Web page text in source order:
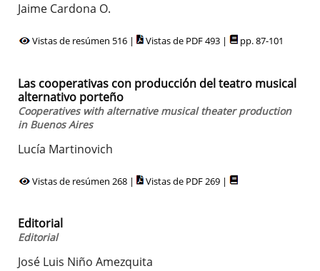
Jaime Cardona O.
Vistas de resúmen 516 | Vistas de PDF 493 | pp. 87-101
Las cooperativas con producción del teatro musical
alternativo porteño
Cooperatives with alternative musical theater production
in Buenos Aires
Lucía Martinovich
Vistas de resúmen 268 | Vistas de PDF 269 |
Editorial
Editorial
José Luis Niño Amezquita